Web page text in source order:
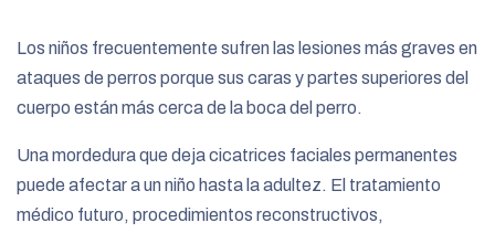
Los niños frecuentemente sufren las lesiones más graves en
ataques de perros porque sus caras y partes superiores del
cuerpo están más cerca de la boca del perro.
Una mordedura que deja cicatrices faciales permanentes
puede afectar a un niño hasta la adultez. El tratamiento
médico futuro, procedimientos reconstructivos,